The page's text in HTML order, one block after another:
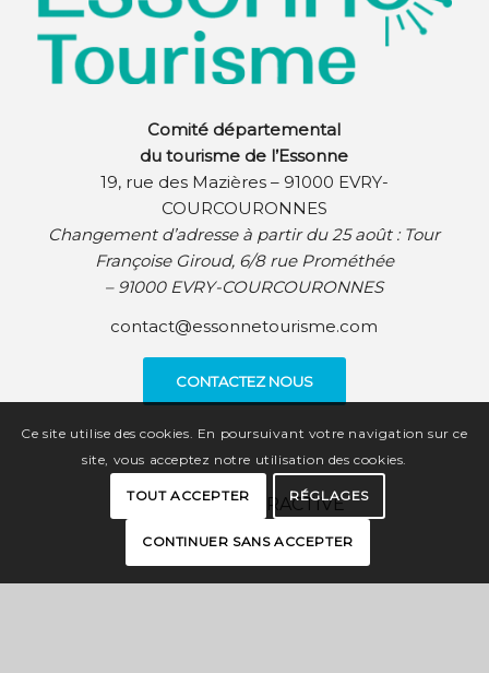
Comité départemental
du tourisme de l’Essonne
19, rue des Mazières – 91000 EVRY-
COURCOURONNES
Changement d’adresse à partir du 25 août : Tour
Françoise Giroud, 6/8 rue Prométhée
– 91000 EVRY-COURCOURONNES
contact@essonnetourisme.com
CONTACTEZ NOUS
CARTE INTERACTIVE
Ce site utilise des cookies. En poursuivant votre navigation sur ce
site, vous acceptez notre utilisation des cookies.
TOUT ACCEPTER RÉGLAGES
CONTINUER SANS ACCEPTER